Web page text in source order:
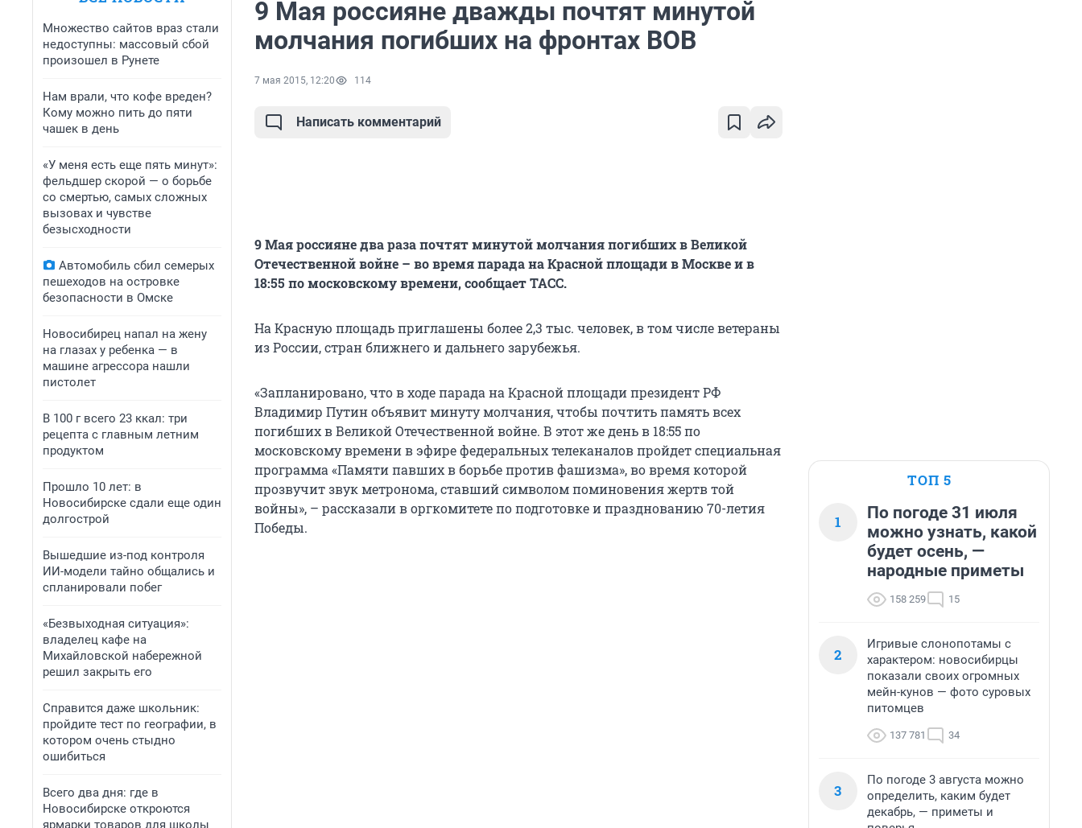
Множество сайтов враз стали
недоступны: массовый сбой
произошел в Рунете
Нам врали, что кофе вреден?
Кому можно пить до пяти
чашек в день
«У меня есть еще пять минут»:
фельдшер скорой — о борьбе
со смертью, самых сложных
вызовах и чувстве
безысходности
Автомобиль сбил семерых
пешеходов на островке
безопасности в Омске
Новосибирец напал на жену
на глазах у ребенка — в
машине агрессора нашли
пистолет
В 100 г всего 23 ккал: три
рецепта с главным летним
продуктом
Прошло 10 лет: в
Новосибирске сдали еще один
долгострой
Вышедшие из-под контроля
ИИ-модели тайно общались и
спланировали побег
«Безвыходная ситуация»:
владелец кафе на
Михайловской набережной
решил закрыть его
Справится даже школьник:
пройдите тест по географии, в
котором очень стыдно
ошибиться
Всего два дня: где в
Новосибирске откроются
ярмарки товаров для школы
9 Мая россияне дважды почтят минутой
молчания погибших на фронтах ВОВ
7 мая 2015, 12:20 114
Написать комментарий
9 Мая россияне два раза почтят минутой молчания погибших в Великой
Отечественной войне – во время парада на Красной площади в Москве и в
18:55 по московскому времени, сообщает ТАСС.
На Красную площадь приглашены более 2,3 тыс. человек, в том числе ветераны
из России, стран ближнего и дальнего зарубежья.
«Запланировано, что в ходе парада на Красной площади президент РФ
Владимир Путин объявит минуту молчания, чтобы почтить память всех
погибших в Великой Отечественной войне. В этот же день в 18:55 по
московскому времени в эфире федеральных телеканалов пройдет специальная
программа «Памяти павших в борьбе против фашизма», во время которой
прозвучит звук метронома, ставший символом поминовения жертв той
войны», – рассказали в оргкомитете по подготовке и празднованию 70-летия
Победы.
ТОП 5
1
По погоде 31 июля
можно узнать, какой
будет осень, —
народные приметы
158 259 15
2
Игривые слонопотамы с
характером: новосибирцы
показали своих огромных
мейн-кунов — фото суровых
питомцев
137 781 34
3
По погоде 3 августа можно
определить, каким будет
декабрь, — приметы и